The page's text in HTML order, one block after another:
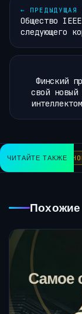
← ПРЕДЫДУЩАЯ
Общество
следующего
Финский
свой новый
ЧИТАЙТЕ ТАКЖЕ
Похожие